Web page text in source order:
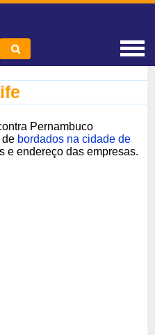
Pernambuco
de bordados na cidade de
e endereço das empresas.